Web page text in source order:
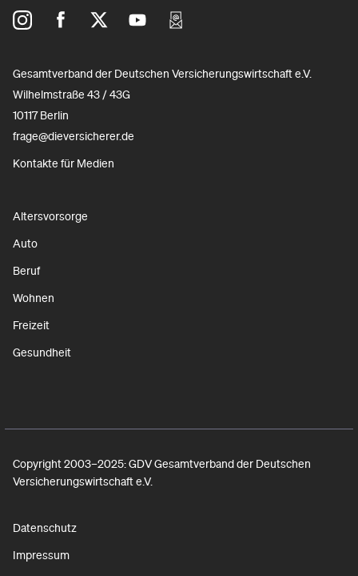
Gesamtverband der Deutschen Versicherungswirtschaft e.V.
Wilhelmstraße 43 / 43G
10117 Berlin
frage@dieversicherer.de
Kontakte für Medien
Altersvorsorge
Auto
Beruf
Wohnen
Freizeit
Gesundheit
Copyright 2003–2025: GDV Gesamtverband der Deutschen
Versicherungswirtschaft e.V.
Datenschutz
Impressum